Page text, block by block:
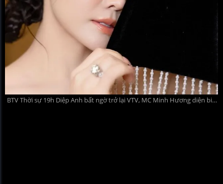
BTV Thời sự 19h Diệp Anh bất ngờ trở lại VTV, MC Minh Hương diện bikini gợi cảm